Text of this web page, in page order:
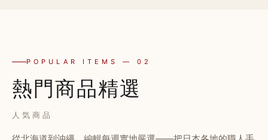
POPULAR ITEMS — 02
熱門商品精選
人気商品